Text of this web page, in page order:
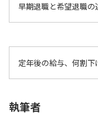
早期退職と希望退職
定年後の給与、何割下
執筆者